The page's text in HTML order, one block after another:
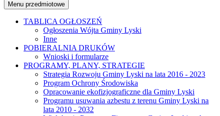
Menu przedmiotowe
TABLICA OGŁOSZEŃ
Ogłoszenia Wójta Gminy Lyski
Inne
POBIERALNIA DRUKÓW
Wnioski i formularze
PROGRAMY, PLANY, STRATEGIE
Strategia Rozwoju Gminy Lyski na lata 2016 - 2023
Program Ochrony Środowiska
Opracowanie ekofizjograficzne dla Gminy Lyski
Programu usuwania azbestu z terenu Gminy Lyski na
lata 2010 - 2032